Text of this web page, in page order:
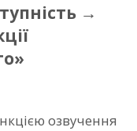
→
озвучення